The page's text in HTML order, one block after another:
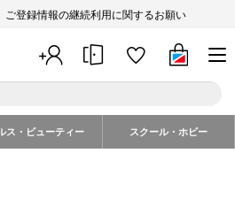
ご登録情報の継続利用に関するお願い
ス・ビューティー スクール・ホビー